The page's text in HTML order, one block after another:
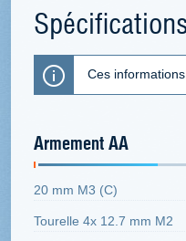
Ces
Armement AA
20 mm M3 (C)
Tourelle 4x 12.7 mm M2